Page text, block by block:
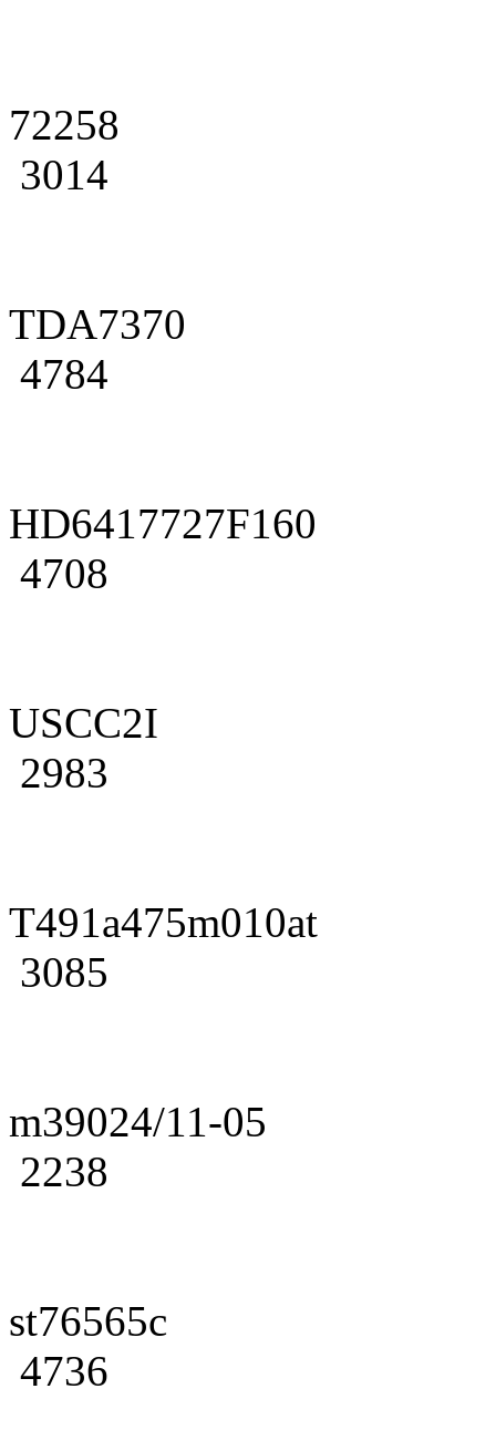
72258
3014
TDA7370
4784
HD6417727F160
4708
USCC2I
2983
T491a475m010at
3085
m39024/11-05
2238
st76565c
4736